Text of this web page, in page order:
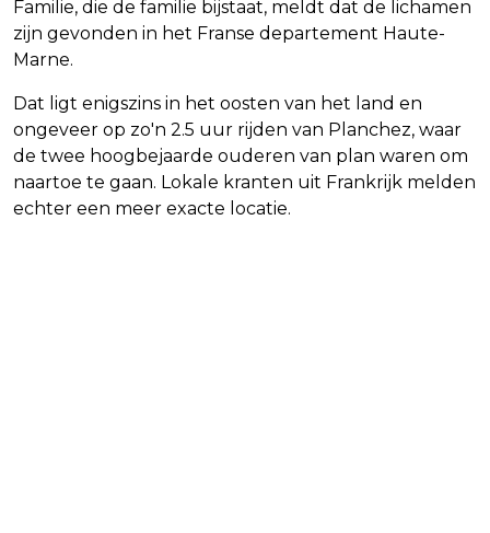
Familie, die de familie bijstaat, meldt dat de lichamen
zijn gevonden in het Franse departement Haute-
Marne.
Dat ligt enigszins in het oosten van het land en
ongeveer op zo'n 2.5 uur rijden van Planchez, waar
de twee hoogbejaarde ouderen van plan waren om
naartoe te gaan. Lokale kranten uit Frankrijk melden
echter een meer exacte locatie.